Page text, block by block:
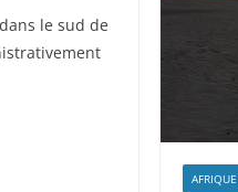
le sud de
AFRIQUE